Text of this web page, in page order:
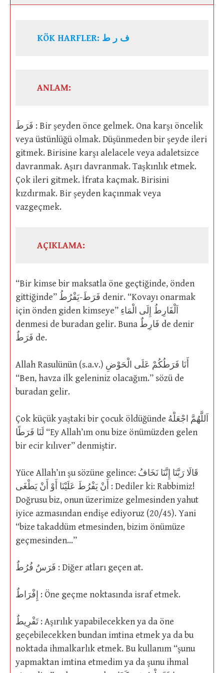
KÖK HARFLER: ف ر ط
ANLAM:
فَرَطَ : Bir şeyden önce gelmek. Ona karşı öncelik
veya üstünlüğü olmak. Düşünmeden bir şeyde ileri
gitmek. Birisine karşı alelacele veya adaletsizce
davranmak. Aşırı davranmak. Taşkınlık etmek.
Çok ileri gitmek. İfrata kaçmak. Birisini
kızdırmak. Bir şeyden kaçınmak veya
vazgeçmek.
AÇIKLAMA:
“Bir kimse bir maksatla öne geçtiğinde, önden
gittiğinde” فَرَطَ-يَفْرُطُ denir. “Kovayı onarmak
için önden giden kimseye” اَلْفَارِطُ إِلَى الْمَاءِ
denmesi de buradan gelir. Buna فَارِطٌ de denir
فَرَطٌ de.
Allah Rasulünün (s.a.v.) أَنَا فَرَطُكُمْ عَلَى الْحَوْضِ
“Ben, havza ilk geleniniz olacağım.” sözü de
buradan gelir.
Çok küçük yaştaki bir çocuk öldüğünde اَللَّهُمَّ اجْعَلْهُ
لَنَا فَرَطًا “Ey Allah’ım onu bize önümüzden gelen
bir ecir kılıver” denmiştir.
Yüce Allah’ın şu sözüne gelince: قَالَا رَبَّنَا إِنَّنَا نَخَافُ
أَنْ يَفْرُطَ عَلَيْنَا أَوْ أَنْ يَطْغَى : Dediler ki: Rabbimiz!
Doğrusu biz, onun üzerimize gelmesinden yahut
iyice azmasından endişe ediyoruz (20/45). Yani
“bize takaddüm etmesinden, bizim önümüze
geçmesinden…”
فَرَسٌ فُرُطٌ : Diğer atları geçen at.
إِفْرَاطٌ : Öne geçme noktasında israf etmek.
تَفْرِيطٌ : Aşırılık yapabilecekken ya da öne
geçebilecekken bundan imtina etmek ya da bu
noktada ihmalkarlık etmek. Bu kullanım “şunu
yapmaktan imtina etmedim ya da şunu ihmal